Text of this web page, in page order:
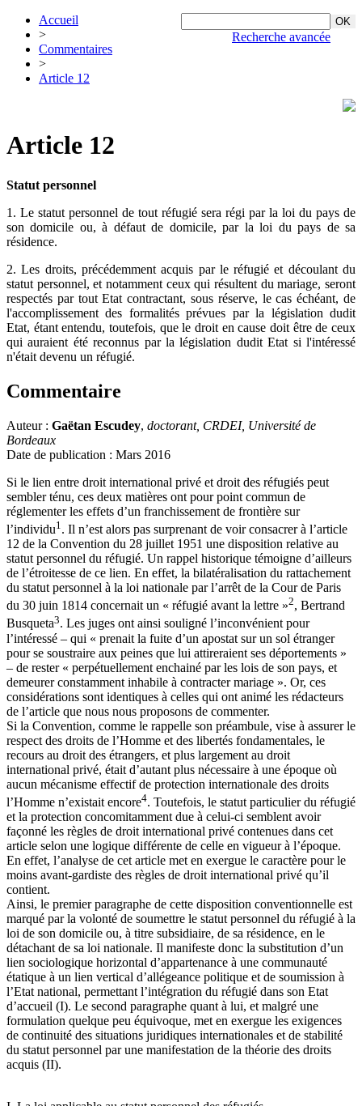
Recherche avancée
Accueil
>
Commentaires
>
Article 12
Article 12
Statut personnel
1. Le statut personnel de tout réfugié sera régi par la loi du pays de
son domicile ou, à défaut de domicile, par la loi du pays de sa
résidence.
2. Les droits, précédemment acquis par le réfugié et découlant du
statut personnel, et notamment ceux qui résultent du mariage, seront
respectés par tout Etat contractant, sous réserve, le cas échéant, de
l'accomplissement des formalités prévues par la législation dudit
Etat, étant entendu, toutefois, que le droit en cause doit être de ceux
qui auraient été reconnus par la législation dudit Etat si l'intéressé
n'était devenu un réfugié.
Commentaire
Auteur : Gaëtan Escudey, doctorant, CRDEI, Université de
Bordeaux
Date de publication : Mars 2016
Si le lien entre droit international privé et droit des réfugiés peut
sembler ténu, ces deux matières ont pour point commun de
réglementer les effets d’un franchissement de frontière sur
l’individu1 . Il n’est alors pas surprenant de voir consacrer à l’article
12 de la Convention du 28 juillet 1951 une disposition relative au
statut personnel du réfugié. Un rappel historique témoigne d’ailleurs
de l’étroitesse de ce lien. En effet, la bilatéralisation du rattachement
du statut personnel à la loi nationale par l’arrêt de la Cour de Paris
du 30 juin 1814 concernait un « réfugié avant la lettre »2, Bertrand
Busqueta3. Les juges ont ainsi souligné l’inconvénient pour
l’intéressé – qui « prenait la fuite d’un apostat sur un sol étranger
pour se soustraire aux peines que lui attireraient ses déportements »
– de rester « perpétuellement enchainé par les lois de son pays, et
demeurer constamment inhabile à contracter mariage ». Or, ces
considérations sont identiques à celles qui ont animé les rédacteurs
de l’article que nous nous proposons de commenter.
Si la Convention, comme le rappelle son préambule, vise à assurer le
respect des droits de l’Homme et des libertés fondamentales, le
recours au droit des étrangers, et plus largement au droit
international privé, était d’autant plus nécessaire à une époque où
aucun mécanisme effectif de protection internationale des droits
l’Homme n’existait encore4. Toutefois, le statut particulier du réfugié
et la protection concomitamment due à celui-ci semblent avoir
façonné les règles de droit international privé contenues dans cet
article selon une logique différente de celle en vigueur à l’époque.
En effet, l’analyse de cet article met en exergue le caractère pour le
moins avant-gardiste des règles de droit international privé qu’il
contient.
Ainsi, le premier paragraphe de cette disposition conventionnelle est
marqué par la volonté de soumettre le statut personnel du réfugié à la
loi de son domicile ou, à titre subsidiaire, de sa résidence, en le
détachant de sa loi nationale. Il manifeste donc la substitution d’un
lien sociologique horizontal d’appartenance à une communauté
étatique à un lien vertical d’allégeance politique et de soumission à
l’Etat national, permettant l’intégration du réfugié dans son Etat
d’accueil (I). Le second paragraphe quant à lui, et malgré une
formulation quelque peu équivoque, met en exergue les exigences
de continuité des situations juridiques internationales et de stabilité
du statut personnel par une manifestation de la théorie des droits
acquis (II).